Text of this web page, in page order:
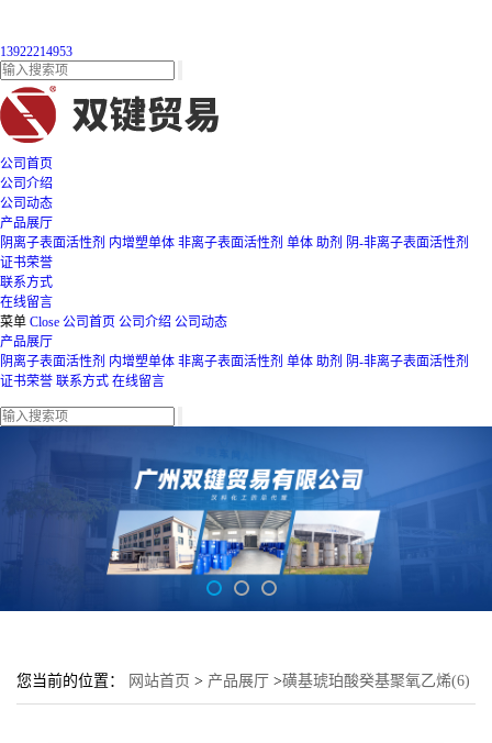
13922214953
公司首页
公司介绍
公司动态
产品展厅
阴离子表面活性剂 内增塑单体 非离子表面活性剂 单体 助剂 阴-非离子表面活性剂
证书荣誉
联系方式
在线留言
菜单 Close 公司首页 公司介绍 公司动态
产品展厅
阴离子表面活性剂 内增塑单体 非离子表面活性剂 单体 助剂 阴-非离子表面活性剂
证书荣誉 联系方式 在线留言
您当前的位置： 网站首页 > 产品展厅 >磺基琥珀酸癸基聚氧乙烯(6)